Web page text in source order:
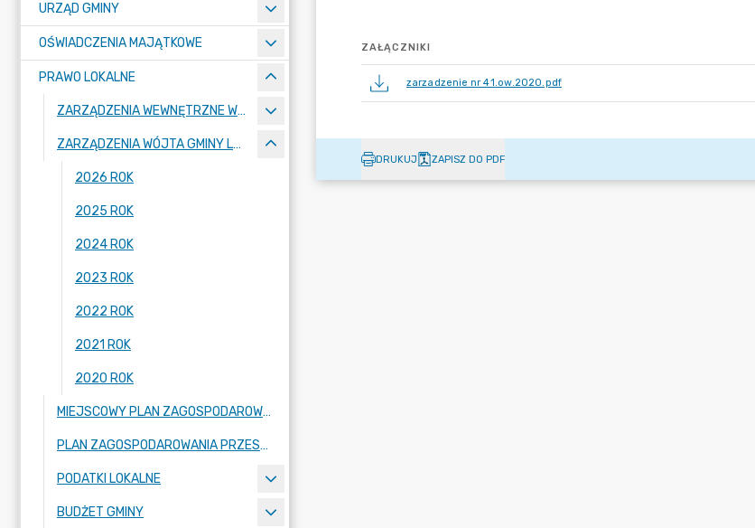
URZĄD GMINY
OŚWIADCZENIA MAJĄTKOWE
PRAWO LOKALNE
ZARZĄDZENIA WEWNĘTRZNE WÓJTA GMINY LUBAŃ
ZARZĄDZENIA WÓJTA GMINY LUBAŃ
2026 ROK
2025 ROK
2024 ROK
2023 ROK
2022 ROK
2021 ROK
2020 ROK
MIEJSCOWY PLAN ZAGOSPODAROWANIA PRZESTRZENNEGO
PLAN ZAGOSPODAROWANIA PRZESTRZENNEGO
PODATKI LOKALNE
BUDŻET GMINY
ZAŁĄCZNIKI
zarzadzenie nr 41.ow.2020.pdf
DRUKUJ ZAPISZ DO PDF